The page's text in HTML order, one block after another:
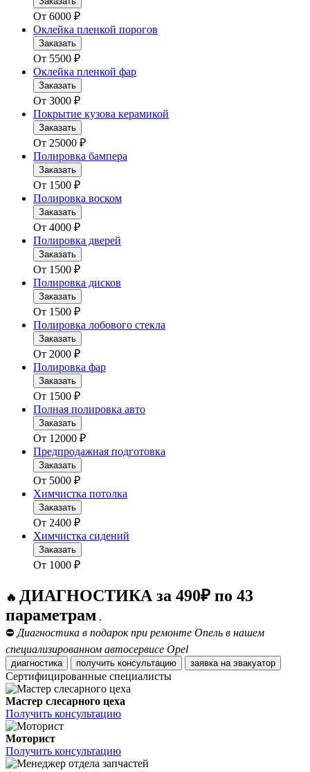
От 6000 ₽
Оклейка пленкой порогов
Заказать
От 5500 ₽
Оклейка пленкой фар
Заказать
От 3000 ₽
Покрытие кузова керамикой
Заказать
От 25000 ₽
Полировка бампера
Заказать
От 1500 ₽
Полировка воском
Заказать
От 4000 ₽
Полировка дверей
Заказать
От 1500 ₽
Полировка дисков
Заказать
От 1500 ₽
Полировка лобового стекла
Заказать
От 2000 ₽
Полировка фар
Заказать
От 1500 ₽
Полная полировка авто
Заказать
От 12000 ₽
Предпродажная подготовка
Заказать
От 5000 ₽
Химчистка потолка
Заказать
От 2400 ₽
Химчистка сидений
Заказать
От 1000 ₽
🔥 ДИАГНОСТИКА за 490₽ по 43
параметрам .
⛔ Диагностика в подарок при ремонте Опель в нашем
специализированном автосервисе Opel
диагностика получить консультацию заявка на эвакуатор
Сертифицированные специалисты
Мастер слесарного цеха
Получить консультацию
Моторист
Получить консультацию